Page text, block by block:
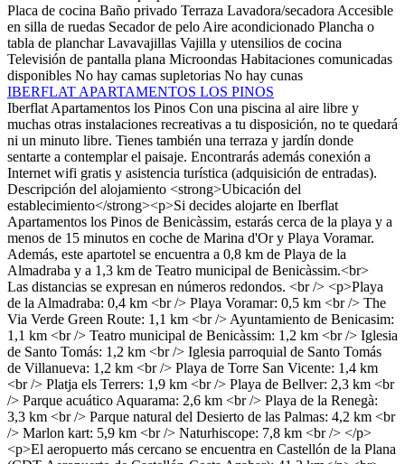
Placa de cocina Baño privado Terraza Lavadora/secadora Accesible
en silla de ruedas Secador de pelo Aire acondicionado Plancha o
tabla de planchar Lavavajillas Vajilla y utensilios de cocina
Televisión de pantalla plana Microondas Habitaciones comunicadas
disponibles No hay camas supletorias No hay cunas
IBERFLAT APARTAMENTOS LOS PINOS
Iberflat Apartamentos los Pinos Con una piscina al aire libre y
muchas otras instalaciones recreativas a tu disposición, no te quedará
ni un minuto libre. Tienes también una terraza y jardín donde
sentarte a contemplar el paisaje. Encontrarás además conexión a
Internet wifi gratis y asistencia turística (adquisición de entradas).
Descripción del alojamiento <strong>Ubicación del
establecimiento</strong><p>Si decides alojarte en Iberflat
Apartamentos los Pinos de Benicàssim, estarás cerca de la playa y a
menos de 15 minutos en coche de Marina d'Or y Playa Voramar.
Además, este apartotel se encuentra a 0,8 km de Playa de la
Almadraba y a 1,3 km de Teatro municipal de Benicàssim.<br>
Las distancias se expresan en números redondos. <br /> <p>Playa
de la Almadraba: 0,4 km <br /> Playa Voramar: 0,5 km <br /> The
Via Verde Green Route: 1,1 km <br /> Ayuntamiento de Benicasim:
1,1 km <br /> Teatro municipal de Benicàssim: 1,2 km <br /> Iglesia
de Santo Tomás: 1,2 km <br /> Iglesia parroquial de Santo Tomás
de Villanueva: 1,2 km <br /> Playa de Torre San Vicente: 1,4 km
<br /> Platja els Terrers: 1,9 km <br /> Playa de Bellver: 2,3 km <br
/> Parque acuático Aquarama: 2,6 km <br /> Playa de la Renegà:
3,3 km <br /> Parque natural del Desierto de las Palmas: 4,2 km <br
/> Marlon kart: 5,9 km <br /> Naturhiscope: 7,8 km <br /> </p>
<p>El aeropuerto más cercano se encuentra en Castellón de la Plana